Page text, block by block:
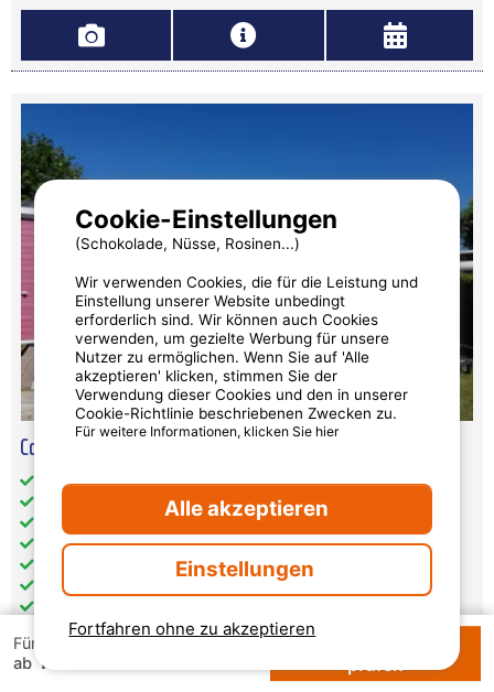
Für 1 Woche
ab 154 €
Verfügbarkeiten
prüfen
Cottage Les Fauvettes ***(2 Zimmer)
Gesamt-Wohnfläche (in m²): 28
Haustiere: unter Vorbehalt akzeptiert
getrennte Schlafzimmer: 2
Küche: 1
WC: 1
Fernseher
Terrasse: 1
Fortfahren ohne zu akzeptieren
Cookie-Einstellungen
(Schokolade, Nüsse, Rosinen...)
Wir verwenden Cookies, die für die Leistung und
Einstellung unserer Website unbedingt
erforderlich sind. Wir können auch Cookies
verwenden, um gezielte Werbung für unsere
Nutzer zu ermöglichen. Wenn Sie auf 'Alle
akzeptieren' klicken, stimmen Sie der
Verwendung dieser Cookies und den in unserer
Cookie-Richtlinie beschriebenen Zwecken zu.
Für weitere Informationen, klicken Sie hier
Alle akzeptieren
Einstellungen